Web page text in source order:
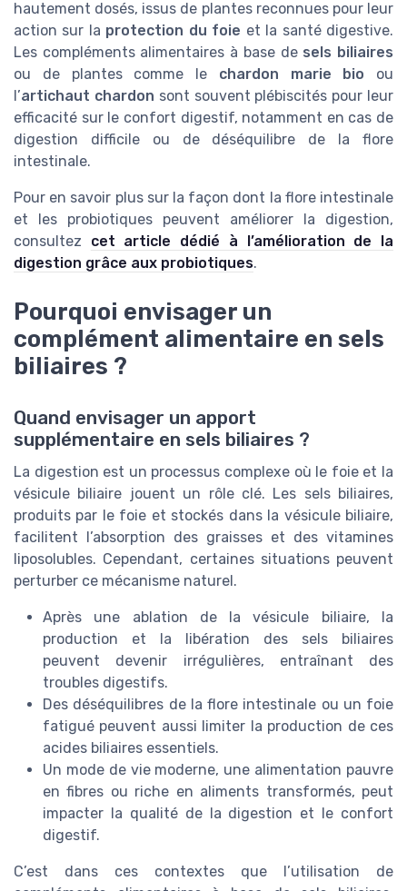
hautement dosés, issus de plantes reconnues pour leur
action sur la protection du foie et la santé digestive.
Les compléments alimentaires à base de sels biliaires
ou de plantes comme le chardon marie bio ou
l’artichaut chardon sont souvent plébiscités pour leur
efficacité sur le confort digestif, notamment en cas de
digestion difficile ou de déséquilibre de la flore
intestinale.
Pour en savoir plus sur la façon dont la flore intestinale
et les probiotiques peuvent améliorer la digestion,
consultez cet article dédié à l’amélioration de la
digestion grâce aux probiotiques.
Pourquoi envisager un
complément alimentaire en sels
biliaires ?
Quand envisager un apport
supplémentaire en sels biliaires ?
La digestion est un processus complexe où le foie et la
vésicule biliaire jouent un rôle clé. Les sels biliaires,
produits par le foie et stockés dans la vésicule biliaire,
facilitent l’absorption des graisses et des vitamines
liposolubles. Cependant, certaines situations peuvent
perturber ce mécanisme naturel.
Après une ablation de la vésicule biliaire, la
production et la libération des sels biliaires
peuvent devenir irrégulières, entraînant des
troubles digestifs.
Des déséquilibres de la flore intestinale ou un foie
fatigué peuvent aussi limiter la production de ces
acides biliaires essentiels.
Un mode de vie moderne, une alimentation pauvre
en fibres ou riche en aliments transformés, peut
impacter la qualité de la digestion et le confort
digestif.
C’est dans ces contextes que l’utilisation de